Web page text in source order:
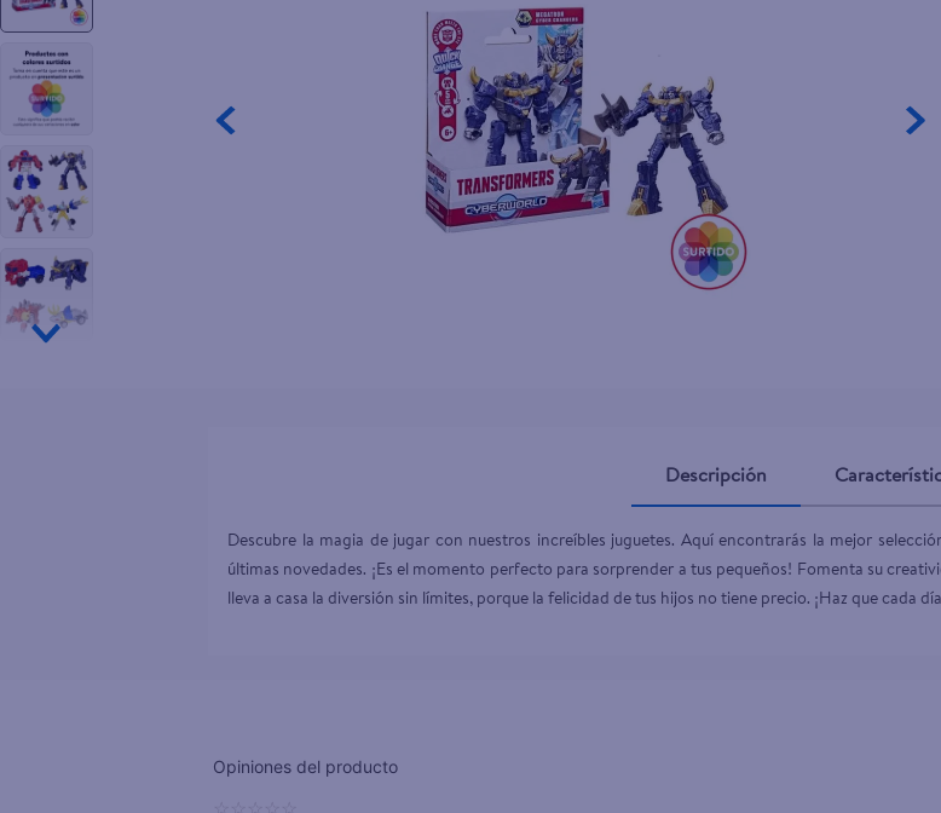
Descripción
Descubre la magia de jugar con nuestros increíbles juguetes. Aquí encontrarás la mejor
últimas novedades. ¡Es el momento perfecto para sorprender a tus pequeños! Fomenta su
lleva a casa la diversión sin límites, porque la felicidad de tus hijos no tiene precio. ¡Haz que cada
.
hellmanns
refrigerador
8
ventilador
9.
pampers
10. tv